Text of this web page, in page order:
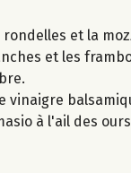
et la
et les
vinaigre
à l'ail des